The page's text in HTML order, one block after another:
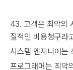
43. 고객은 최악의
질적인 비용청구라
시스템 엔지니어는
프로그래머는 최악